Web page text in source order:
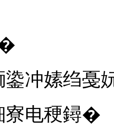
冲嫊绉戞
寮电稉鐞�